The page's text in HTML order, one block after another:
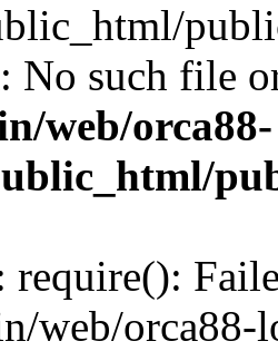
No such file
web/orca88-
require():
web/